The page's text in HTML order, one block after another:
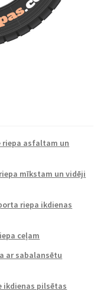
riepa asfaltam un
mīkstam un vidēji
riepa ikdienas
ceļam
ar sabalansētu
ikdienas pilsētas